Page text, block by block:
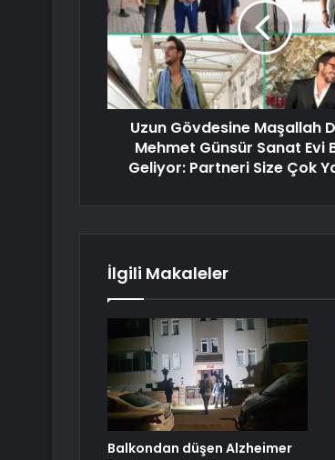
Uzun Gövdesine Maşallah
Mehmet Günsür Sanat Evi
Geliyor: Partneri Size Çok
İlgili Makaleler
Balkondan düşen Alzheimer